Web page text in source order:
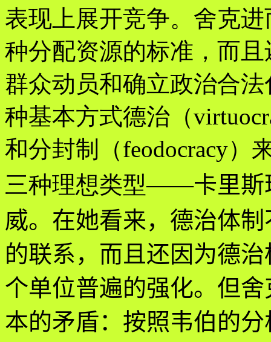
表现上展开竞争。舍克
种分配资源的标准，而
群众动员和确立政治合
种基本方式德治（
和分封制（feodocracy）
三种理想类型——卡里斯
威。在她看来，德治体
的联系，而且还因为德
个单位普遍的强化。但
本的矛盾：按照韦伯的